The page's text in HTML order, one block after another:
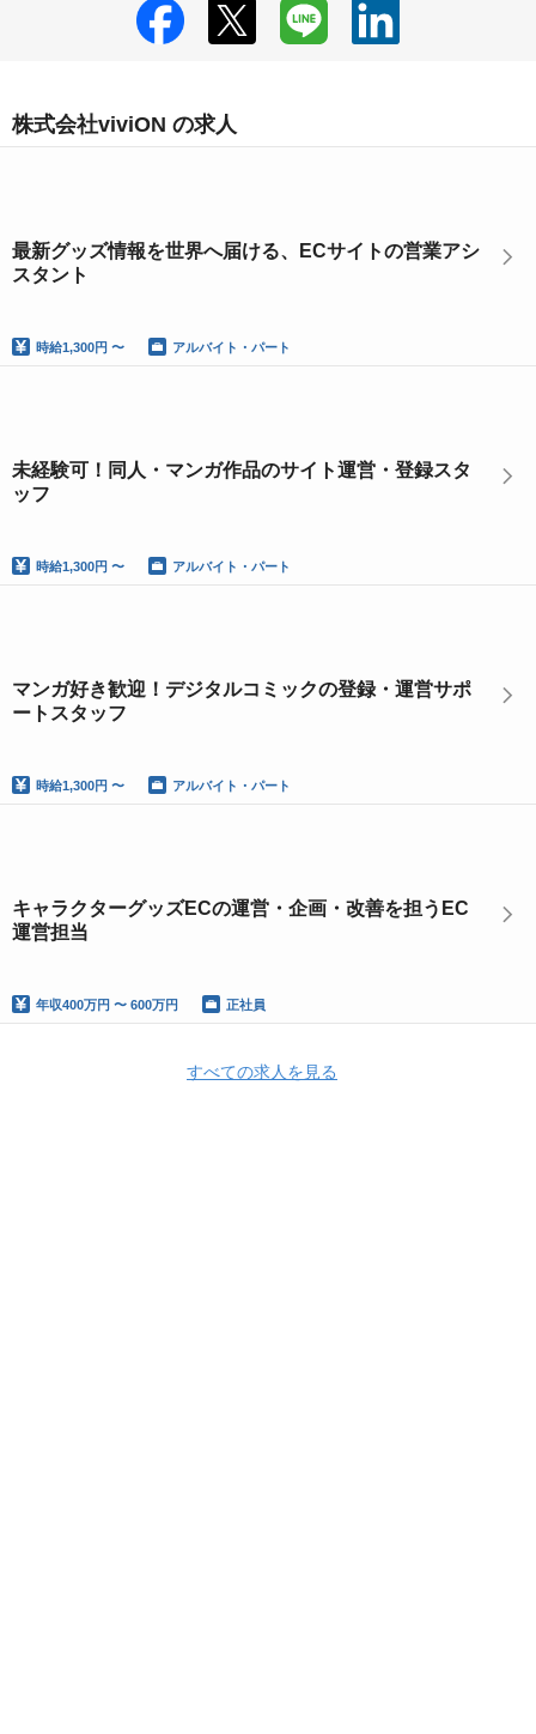
株式会社viviON の求人
最新グッズ情報を世界へ届ける、ECサイトの営業アシ
スタント
時給1,300円 〜 アルバイト・パート
未経験可！同人・マンガ作品のサイト運営・登録スタ
ッフ
時給1,300円 〜 アルバイト・パート
マンガ好き歓迎！デジタルコミックの登録・運営サポ
ートスタッフ
時給1,300円 〜 アルバイト・パート
キャラクターグッズECの運営・企画・改善を担うEC
運営担当
年収400万円 〜 600万円 正社員
すべての求人を見る